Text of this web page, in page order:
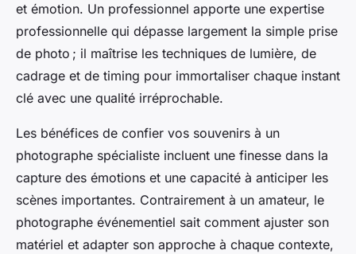
et émotion. Un professionnel apporte une expertise
professionnelle qui dépasse largement la simple prise
de photo ; il maîtrise les techniques de lumière, de
cadrage et de timing pour immortaliser chaque instant
clé avec une qualité irréprochable.
Les bénéfices de confier vos souvenirs à un
photographe spécialiste incluent une finesse dans la
capture des émotions et une capacité à anticiper les
scènes importantes. Contrairement à un amateur, le
photographe événementiel sait comment ajuster son
matériel et adapter son approche à chaque contexte,